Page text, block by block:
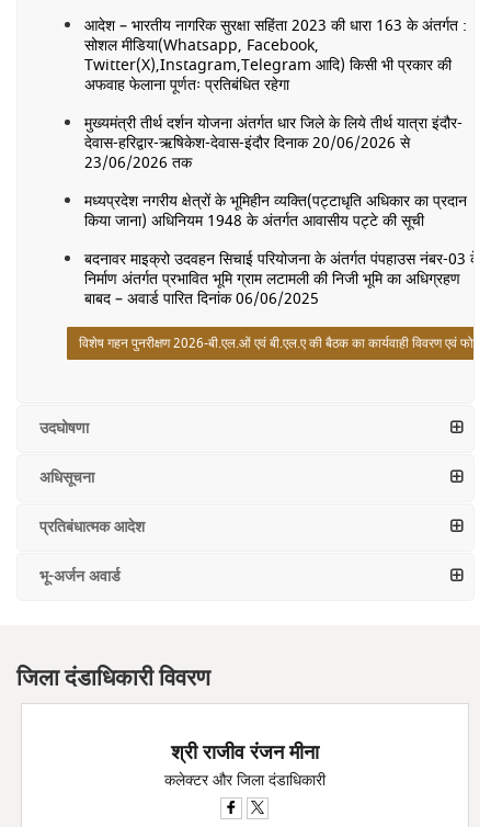
आदेश – भारतीय नागरिक सुरक्षा सहिंता 2023 की धारा 163 के अंतर्गत :
सोशल मीडिया(Whatsapp, Facebook,
Twitter(X),Instagram,Telegram आदि) किसी भी प्रकार की
अफवाह फेलाना पूर्णतः प्रतिबंधित रहेगा
मुख्यमंत्री तीर्थ दर्शन योजना अंतर्गत धार जिले के लिये तीर्थ यात्रा इंदौर-
देवास-हरिद्वार-ऋषिकेश-देवास-इंदौर दिनाक 20/06/2026 से
23/06/2026 तक
मध्यप्रदेश नगरीय क्षेत्रों के भूमिहीन व्यक्ति(पट्टाधृति अधिकार का प्रदान
किया जाना) अधिनियम 1948 के अंतर्गत आवासीय पट्टे की सूची
बदनावर माइक्रो उदवहन सिचाई परियोजना के अंतर्गत पंपहाउस नंबर-03 के
निर्माण अंतर्गत प्रभावित भूमि ग्राम लटामली की निजी भूमि का अधिग्रहण
बाबद – अवार्ड पारित दिनांक 06/06/2025
विशेष गहन पुनरीक्षण 2026-बी.एल.ओं एवं बी.एल.ए की बैठक का कार्यवाही विवरण एवं फोटो
उदघोषणा
अधिसूचना
प्रतिबंधात्मक आदेश
भू-अर्जन अवार्ड
जिला दंडाधिकारी विवरण
श्री राजीव रंजन मीना
कलेक्टर और जिला दंडाधिकारी